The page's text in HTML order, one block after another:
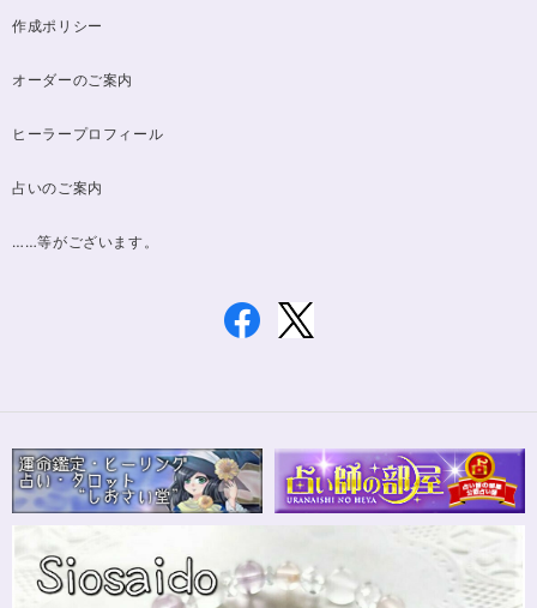
作成ポリシー
オーダーのご案内
ヒーラープロフィール
占いのご案内
……等がございます。